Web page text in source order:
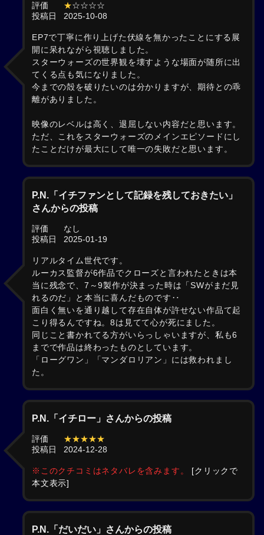
評価 ★☆☆☆☆
投稿日
2025-10-08
EP7で丁寧に作り上げた伏線を無かったことにする展
開に呆れながら視聴しました。
スターウォーズの世界観を壊すような場面が随所に出
てくる点も気になりました。
今までの殻を破りたいのは分かりますが、期待との乖
離がありました。
映像のレベルは高く、退屈しない内容だと思います。
ただ、これをスターウォーズのメインエピソードにし
たことだけが最大にして唯一の失敗だと思います。
P.N.「イチファンとして記録を残しておきたい」
さんからの投稿
評価
なし
投稿日
2025-01-19
リアルタイム世代です。
ルーカス監督が6作品でクローズと言われたときは本
当に残念で、7～9製作が決まった時は「SWがまだ見
れるのだ」と本当に喜んだものです‥
面白く無いを通り越して存在自体が許せない作品て起
こり得るんですね。8は見てて心が死にました。
同じこと書かれてる方がいらっしゃいますが、私も6
までで作品は終わったものとしています。
「ローグワン」「マンダロリアン」には救われまし
た。
P.N.「イチロー」さんからの投稿
評価
★★★★★
投稿日
2024-12-28
※このクチコミはネタバレを含みます。
[クリックで
本文表示]
P.N.「だいだい」さんからの投稿